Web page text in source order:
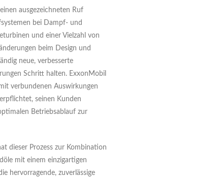
ausgezeichneten Ruf
bei Dampf- und
und einer Vielzahl von
beim Design und
neue, verbesserte
Schritt halten. ExxonMobil
verbundenen Auswirkungen
seinen Kunden
Betriebsablauf zur
dieser Prozess zur Kombination
mit einem einzigartigen
hervorragende, zuverlässige